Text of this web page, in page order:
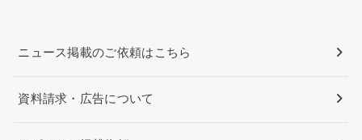
ニュース掲載のご依頼はこちら
資料請求・広告について